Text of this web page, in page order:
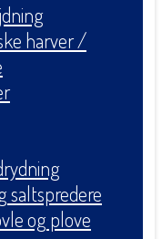
harver /
saltspredere
og plove